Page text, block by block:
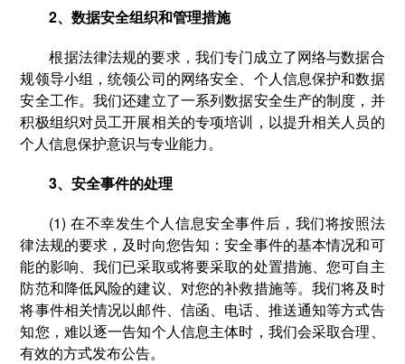
2、数据安全组织和管理措施
根据法律法规的要求，我们专门成立了网络与数据合
规领导小组，统领公司的网络安全、个人信息保护和数据
安全工作。我们还建立了一系列数据安全生产的制度，并
积极组织对员工开展相关的专项培训，以提升相关人员的
个人信息保护意识与专业能力。
3、安全事件的处理
(1) 在不幸发生个人信息安全事件后，我们将按照法
律法规的要求，及时向您告知：安全事件的基本情况和可
能的影响、我们已采取或将要采取的处置措施、您可自主
防范和降低风险的建议、对您的补救措施等。我们将及时
将事件相关情况以邮件、信函、电话、推送通知等方式告
知您，难以逐一告知个人信息主体时，我们会采取合理、
有效的方式发布公告。